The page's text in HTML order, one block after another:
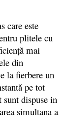
care este
plitele cu
mai
din
la fierbere un
pe tot
dispuse in
simultana a